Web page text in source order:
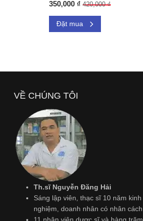
350,000 ₫ 420,000 ₫
Đặt mua
VỀ CHÚNG TÔI
Th.sĩ Nguyễn Đăng Hải
Sáng lập viên, thạc sĩ 10 năm kinh
nghiệm, doanh nhân có nhân cách